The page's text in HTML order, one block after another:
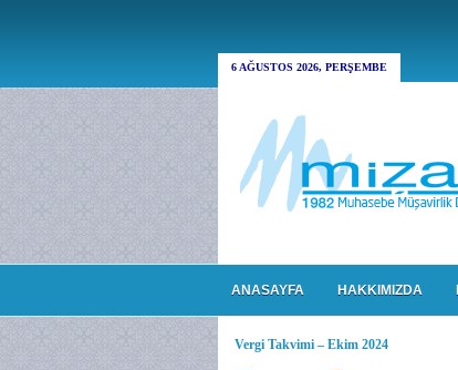
6 AĞUSTOS 2026, PERŞEMBE
ANASAYFA HAKKIMIZDA
Vergi Takvimi – Ekim 2024